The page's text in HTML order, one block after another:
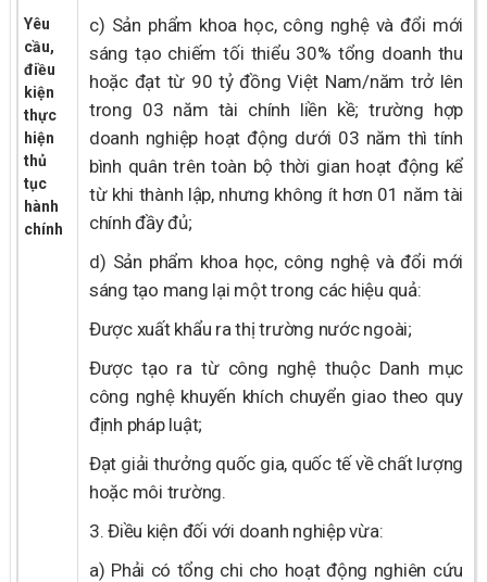
Yêu
cầu,
điều
kiện
thực
hiện
thủ
tục
hành
chính
c) Sản phẩm khoa học, công nghệ và đổi mới
sáng tạo chiếm tối thiểu 30% tổng doanh thu
hoặc đạt từ 90 tỷ đồng Việt Nam/năm trở lên
trong 03 năm tài chính liền kề; trường hợp
doanh nghiệp hoạt động dưới 03 năm thì tính
bình quân trên toàn bộ thời gian hoạt động kể
từ khi thành lập, nhưng không ít hơn 01 năm tài
chính đầy đủ;
d) Sản phẩm khoa học, công nghệ và đổi mới
sáng tạo mang lại một trong các hiệu quả:
Được xuất khẩu ra thị trường nước ngoài;
Được tạo ra từ công nghệ thuộc Danh mục
công nghệ khuyến khích chuyển giao theo quy
định pháp luật;
Đạt giải thưởng quốc gia, quốc tế về chất lượng
hoặc môi trường.
3. Điều kiện đối với doanh nghiệp vừa:
a) Phải có tổng chi cho hoạt động nghiên cứu